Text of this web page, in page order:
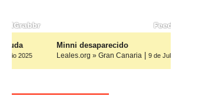
Minni desaparecido
Leales.org » Gran Canaria | 9 de Julio 2025